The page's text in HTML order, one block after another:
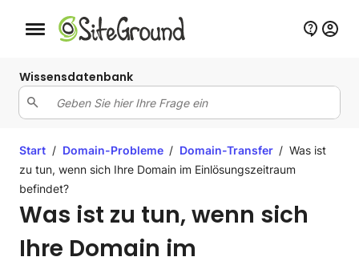
Schaltfläche Mobile Navigation
Wissensdatenbank
Start / Domain-Probleme / Domain-Transfer / Was ist
zu tun, wenn sich Ihre Domain im Einlösungszeitraum
befindet?
Was ist zu tun, wenn sich
Ihre Domain im